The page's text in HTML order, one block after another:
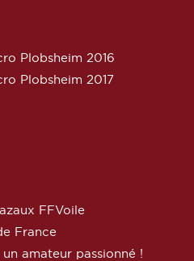
Plobsheim 2016
Plobsheim 2017
FFVoile
France
amateur passionné !